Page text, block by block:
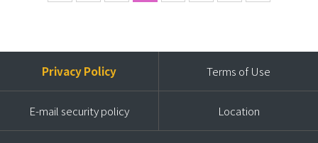
Privacy Policy Terms of Use
E-mail security policy Location